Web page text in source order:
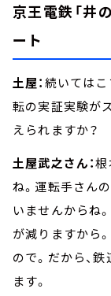
京王電鉄「井
ート
土屋：続いてはこ
転の実証実験が
えられますか？
土屋武之さん：根
ね。運転手さん
いませんからね
が減りますから
ので。だから、
ます。